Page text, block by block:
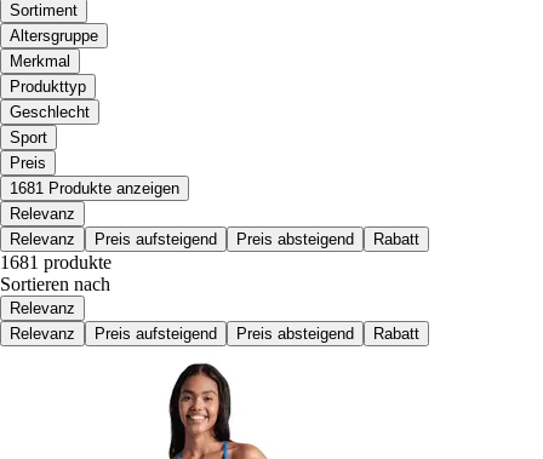
Sortiment
Altersgruppe
Merkmal
Produkttyp
Geschlecht
Sport
Preis
1681 Produkte anzeigen
Relevanz
Relevanz
Preis aufsteigend Preis absteigend Rabatt
1681 produkte
Sortieren nach
Relevanz
Relevanz
Preis aufsteigend Preis absteigend Rabatt